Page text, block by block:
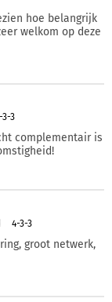
hoe belangrijk
welkom op deze
3-3
complementair is
4-3-3
groot netwerk,